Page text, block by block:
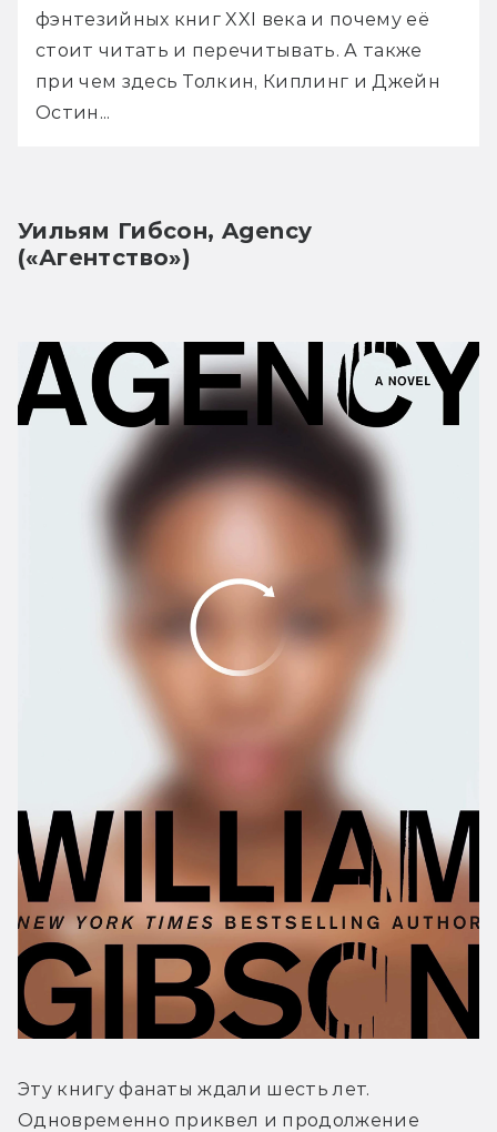
фэнтезийных книг XXI века и почему её
стоит читать и перечитывать. А также
при чем здесь Толкин, Киплинг и Джейн
Остин...
Уильям Гибсон, Agency
(«Агентство»)
Эту книгу фанаты ждали шесть лет.
Одновременно приквел и продолжение